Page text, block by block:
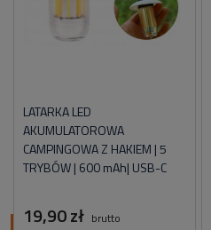
LATARKA LED
AKUMULATOROWA
CAMPINGOWA Z HAKIEM | 5
TRYBÓW | 600 mAh| USB-C
19,90 zł brutto